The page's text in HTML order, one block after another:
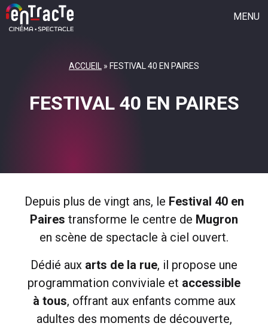
MENU
SAISON CULTURELLE
FESTIVAL 40 EN PAIRES
QUI SOMMES-NOUS ?
L’ACTU
REJOIGNEZ L’AVENTURE
LES PARTENAIRES
LES ARCHIVES
CONTACT
ACCUEIL » FESTIVAL 40 EN PAIRES
FESTIVAL 40 EN PAIRES
Depuis plus de vingt ans, le Festival 40 en
Paires transforme le centre de Mugron
en scène de spectacle à ciel ouvert.
Dédié aux arts de la rue, il propose une
programmation conviviale et accessible
à tous, offrant aux enfants comme aux
adultes des moments de découverte,